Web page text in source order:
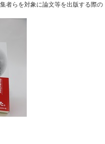
者らを対象に論文等を出版する際の